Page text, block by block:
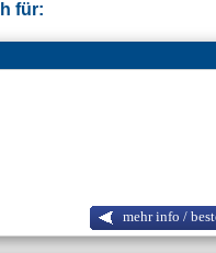
für:
mehr info /